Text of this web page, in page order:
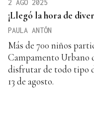
2 AGO 2025
¡Llegó la hora de
PAULA ANTÓN
Más de 700 niños
Campamento Urbano
disfrutar de todo tipo
13 de agosto.